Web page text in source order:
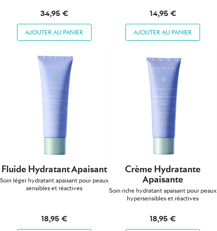
34,95 €
AJOUTER AU PANIER
14,95 €
AJOUTER AU PANIER
Fluide Hydratant Apaisant
Soin léger hydratant apaisant pour peaux
sensibles et réactives
18,95 €
Crème Hydratante
Apaisante
Soin riche hydratant apaisant pour peaux
hypersensibles et réactives
18,95 €